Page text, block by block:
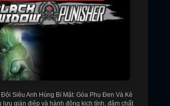
Siêu Anh Hùng Bí Mật: Góa Phụ Đen Và Kẻ
gián điệp và hành động kịch tính, đậm chất